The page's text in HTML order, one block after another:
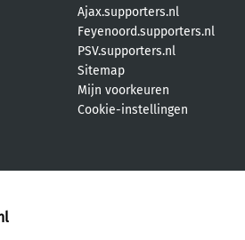
Ajax.supporters.nl
Feyenoord.supporters.nl
PSV.supporters.nl
Sitemap
Mijn voorkeuren
Cookie-instellingen